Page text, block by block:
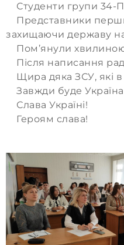
Студенти групи 34-П
Представники
захищаючи державу на
Пом’янули
Після написання
Щира дяка ЗСУ, які в
Завжди буде
Слава Україні!
Героям слава!